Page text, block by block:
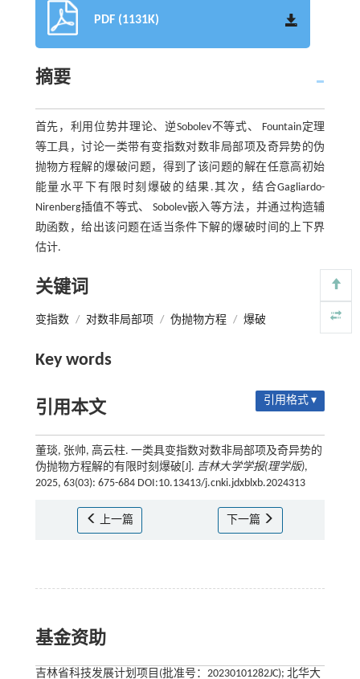
PDF (1131K)
摘要
首先，利用位势井理论、逆Sobolev不等式、 Fountain定理
等工具，讨论一类带有变指数对数非局部项及奇异势的伪
抛物方程解的爆破问题，得到了该问题的解在任意高初始
能量水平下有限时刻爆破的结果.其次，结合Gagliardo-
Nirenberg插值不等式、 Sobolev嵌入等方法，并通过构造辅
助函数，给出该问题在适当条件下解的爆破时间的上下界
估计.
关键词
变指数 / 对数非局部项 / 伪抛物方程 / 爆破
Key words
引用本文 引用格式 ▾
董琰, 张帅, 高云柱. 一类具变指数对数非局部项及奇异势的
伪抛物方程解的有限时刻爆破[J]. 吉林大学学报(理学版),
2025, 63(03): 675-684 DOI:10.13413/j.cnki.jdxblxb.2024313
上一篇 下一篇
基金资助
吉林省科技发展计划项目(批准号：20230101282JC); 北华大